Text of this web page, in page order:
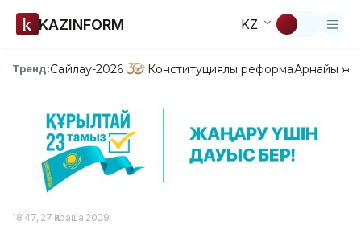
KAZINFORM KZ
Тренд:Сайлау-2026 Конституциялық реформаАрнайы
18:47, 27 Қараша 2009